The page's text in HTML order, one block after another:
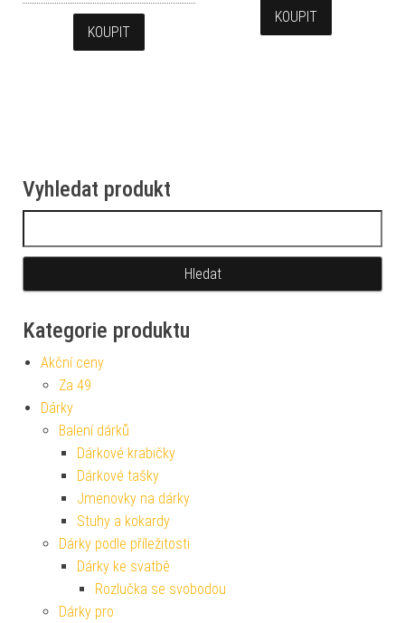
KOUPIT
KOUPIT
Vyhledat produkt
Kategorie produktu
Akční ceny
Za 49
Dárky
Balení dárků
Dárkové krabičky
Dárkové tašky
Jmenovky na dárky
Stuhy a kokardy
Dárky podle příležitosti
Dárky ke svatbě
Rozlučka se svobodou
Dárky pro